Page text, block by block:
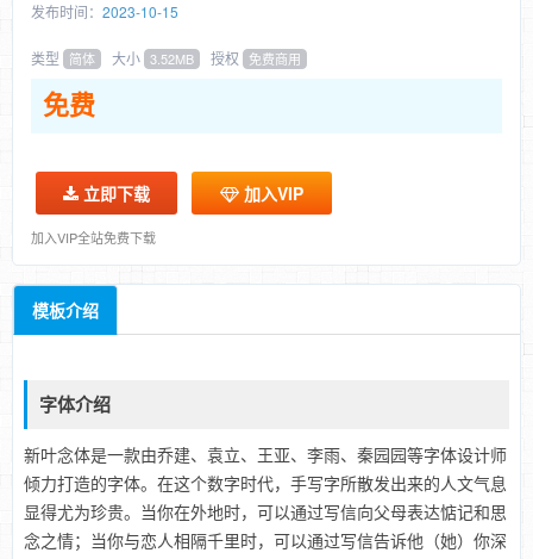
发布时间： 2023-10-15
类型 简体 大小 3.52MB 授权 免费商用
免费
立即下载 加入VIP
加入VIP全站免费下载
模板介绍
字体介绍
新叶念体是一款由乔建、袁立、王亚、李雨、秦园园等字体设计师
倾力打造的字体。在这个数字时代，手写字所散发出来的人文气息
显得尤为珍贵。当你在外地时，可以通过写信向父母表达惦记和思
念之情；当你与恋人相隔千里时，可以通过写信告诉他（她）你深